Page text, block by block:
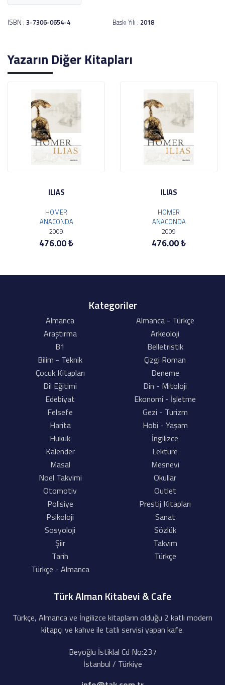
ISBN : 3-7306-0654-4 Baskı Yılı : 2018
Yazarın Diğer Kitapları
ILIAS
HOMER
ANACONDA
2009
476.00 ₺
ILIAS
HOMER
ANACONDA
2009
476.00 ₺
Kategoriler
Almanca
Almanca - Türkçe
Araştırma
Arkeoloji
B1
Belletristik
Bilim - Teknik
Çizgi Roman
Çocuk Kitapları
Deneme
Dil Eğitimi
Din - Mitoloji
Edebiyat
Ekonomi - İşletme
Felsefe
Gezi - Turizm
Harita
Hobi - Yaşam
Hukuk
İngilizce
Kalender
Lektüre
Masal
Mesnevi
Noel Takvimi
Okullar
Otomotiv
Outlet
Polisiye
Prestij Kitapları
Psikoloji
Sanat
Sosyoloji
Sözlük
Şiir
Takvim
Tarih
Türkçe
Türkçe - Almanca
Türk Alman Kitabevi & Cafe
Türkçe, Almanca ve İngilizce kitapların olduğu 2 katlı modern
kitapçı ve kahve ile tatlı servisi yapan kafe.
Beyoğlu İstiklal Cd No:237
İstanbul / Türkiye